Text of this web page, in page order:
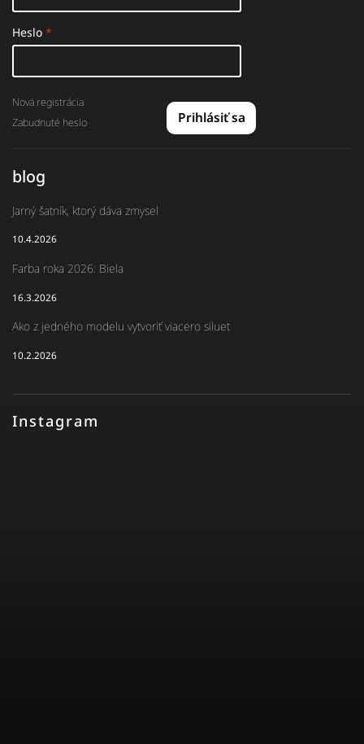
Instagram
Heslo
Prihlásiť sa
Nová registrácia
Zabudnuté heslo
blog
Jarný šatník, ktorý dáva zmysel
10.4.2026
Farba roka 2026: Biela
16.3.2026
Ako z jedného modelu vytvoriť viacero siluet
10.2.2026